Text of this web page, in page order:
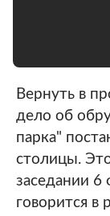
Вернуть в
дело об
парка"
столицы.
заседании 6
говорится в